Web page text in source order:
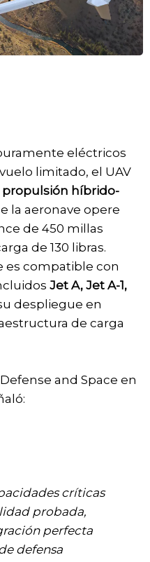
eléctricos
limitado, el UAV
propulsión híbrido-
la aeronave opere
de 450 millas
de 130 libras.
es compatible con
Jet A, Jet A-1,
despliegue en
de carga
and Space en
críticas
probada,
perfecta
defensa